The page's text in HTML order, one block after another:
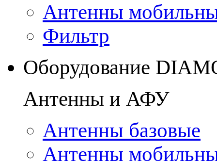
Антенны
Фильтр
Оборудование
Антенны и АФУ
Антенны базовые
Антенны